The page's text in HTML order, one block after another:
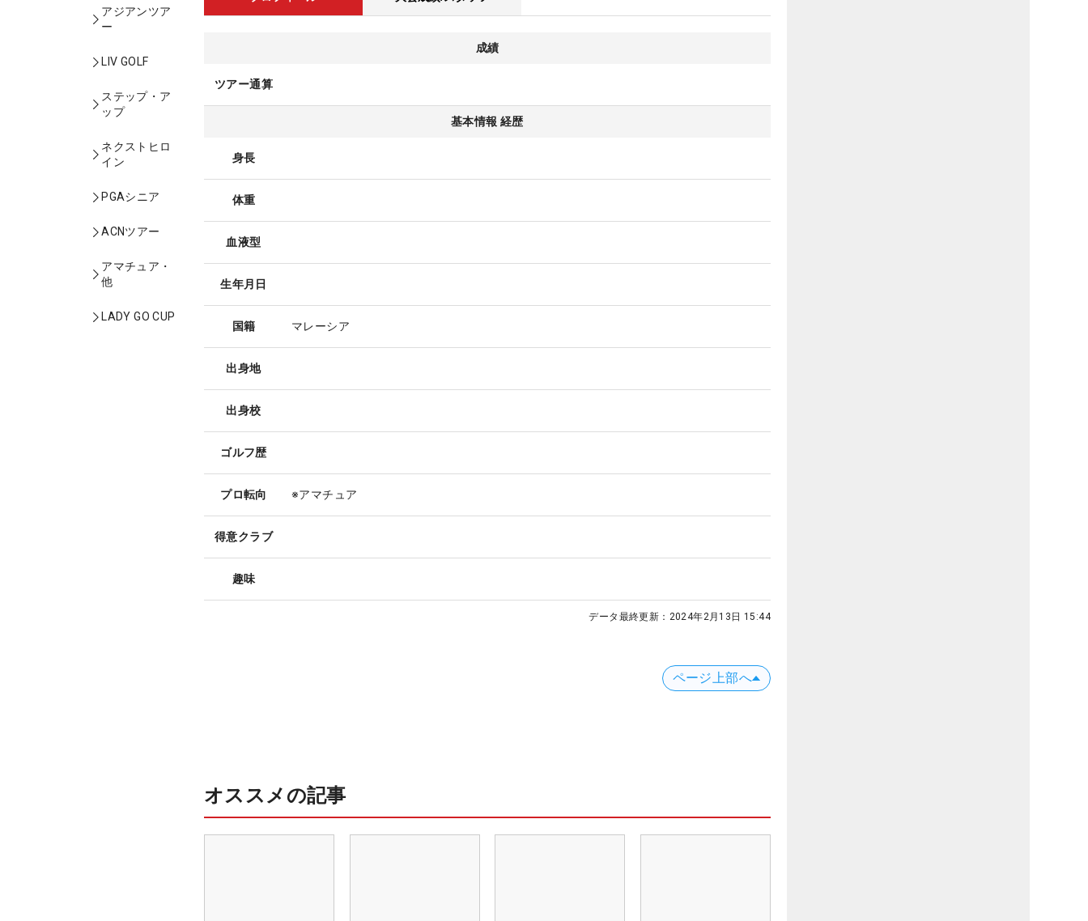
アジアンツア
ー
LIV GOLF
ステップ・ア
ップ
ネクストヒロ
イン
PGAシニア
ACNツアー
アマチュア・
他
LADY GO CUP
成績
ツアー通算
基本情報 経歴
身長
体重
血液型
生年月日
国籍 マレーシア
出身地
出身校
ゴルフ歴
プロ転向 ※アマチュア
得意クラブ
趣味
データ最終更新： 2024年2月13日 15:44
ページ上部へ
オススメの記事